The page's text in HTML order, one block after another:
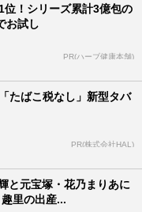
位！シリーズ累計3億包の
お試し
PR(ハーブ健康本舗)
たばこ税なし」新型タバ
PR(株式会社HAL)
と元宝塚・花乃まりあに
里の出産...